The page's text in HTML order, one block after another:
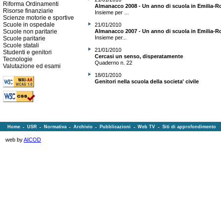
Riforma Ordinamenti
Risorse finanziarie
Scienze motorie e sportive
Scuole in ospedale
Scuole non paritarie
Scuole paritarie
Scuole statali
Studenti e genitori
Tecnologie
Valutazione ed esami
Almanacco 2008 - Un anno di scuola in Emilia-
Insieme per ...
21/01/2010
Almanacco 2007 - Un anno di scuola in Emilia-
Insieme per...
21/01/2010
Cercasi un senso, disperatamente
Quaderno n. 22
18/01/2010
Genitori nella scuola della societa' civile
Home USR Normativa Archivio Pubblicazioni Web TV Siti di approfondimento
web byAICOD